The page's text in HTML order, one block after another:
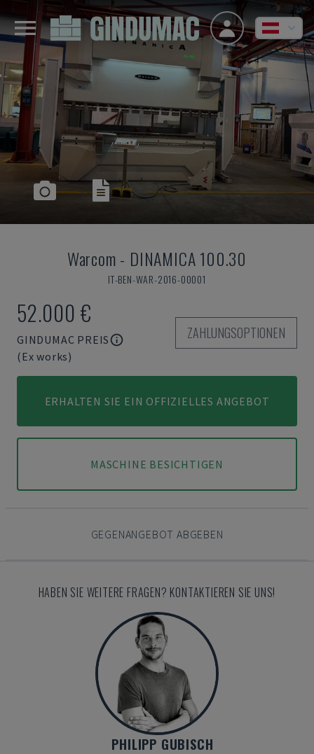
Warcom- DINAMICA 100.30
IT-BEN-WAR-2016-00001
52.000 €
GINDUMAC PREIS
(Ex works)
ZAHLUNGSOPTIONEN
ERHALTEN SIE EIN OFFIZIELLES ANGEBOT
MASCHINE BESICHTIGEN
GEGENANGEBOT ABGEBEN
HABEN SIE WEITERE FRAGEN? KONTAKTIEREN SIE UNS!
PHILIPP GUBISCH